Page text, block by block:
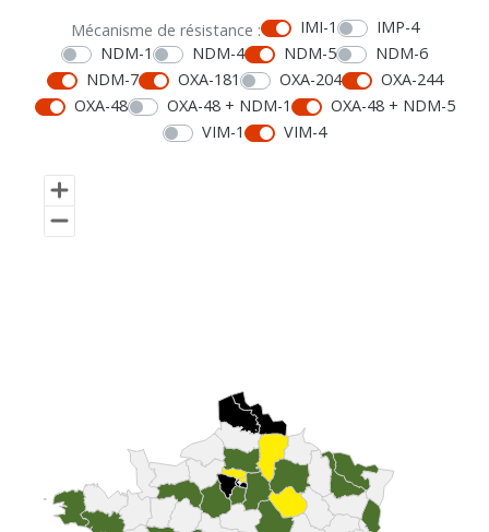
Mécanisme de résistance : IMI-1
IMP-4
NDM-1
NDM-4 NDM-5
NDM-6
NDM-7
OXA-181 OXA-204
OXA-244
OXA-48
OXA-48 + NDM-1
OXA-48 + NDM-5
VIM-1
VIM-4